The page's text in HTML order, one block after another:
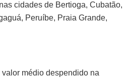
cidades de Bertioga, Cubatão,
Peruíbe, Praia Grande,
médio despendido na